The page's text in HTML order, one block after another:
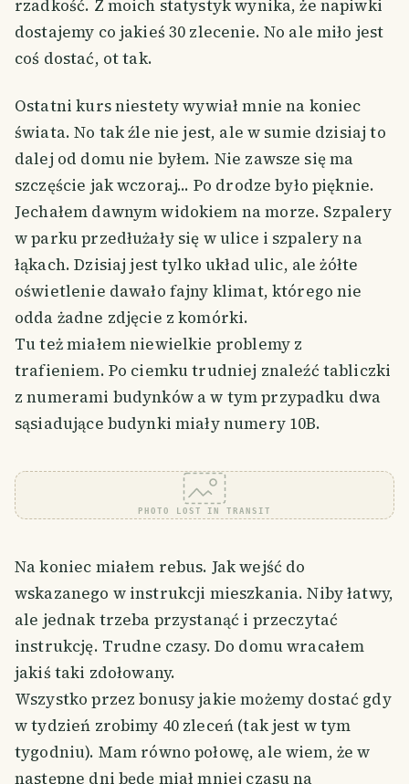
rzadkość. Z moich statystyk wynika, że napiwki
dostajemy co jakieś 30 zlecenie. No ale miło jest
coś dostać, ot tak.
Ostatni kurs niestety wywiał mnie na koniec
świata. No tak źle nie jest, ale w sumie dzisiaj to
dalej od domu nie byłem. Nie zawsze się ma
szczęście jak wczoraj... Po drodze było pięknie.
Jechałem dawnym widokiem na morze. Szpalery
w parku przedłużały się w ulice i szpalery na
łąkach. Dzisiaj jest tylko układ ulic, ale żółte
oświetlenie dawało fajny klimat, którego nie
odda żadne zdjęcie z komórki.
Tu też miałem niewielkie problemy z
trafieniem. Po ciemku trudniej znaleźć tabliczki
z numerami budynków a w tym przypadku dwa
sąsiadujące budynki miały numery 10B.
PHOTO LOST IN TRANSIT
Na koniec miałem rebus. Jak wejść do
wskazanego w instrukcji mieszkania. Niby łatwy,
ale jednak trzeba przystanąć i przeczytać
instrukcję. Trudne czasy. Do domu wracałem
jakiś taki zdołowany.
Wszystko przez bonusy jakie możemy dostać gdy
w tydzień zrobimy 40 zleceń (tak jest w tym
tygodniu). Mam równo połowę, ale wiem, że w
następne dni będę miał mniej czasu na